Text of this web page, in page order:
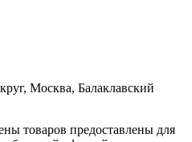
Москва, Балаклавский
товаров предоставлены для